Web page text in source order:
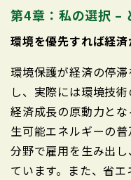
第4章：私の選択 –
環境を優先すれば経済
環境保護が経済の停
し、実際には環境技
経済成長の原動力と
生可能エネルギーの
分野で雇用を生み出
ています。また、省